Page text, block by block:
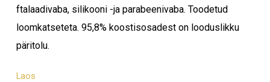
ftalaadivaba, silikooni -ja parabeenivaba. Toodetud
loomkatseteta. 95,8% koostisosadest on looduslikku
päritolu.
Laos